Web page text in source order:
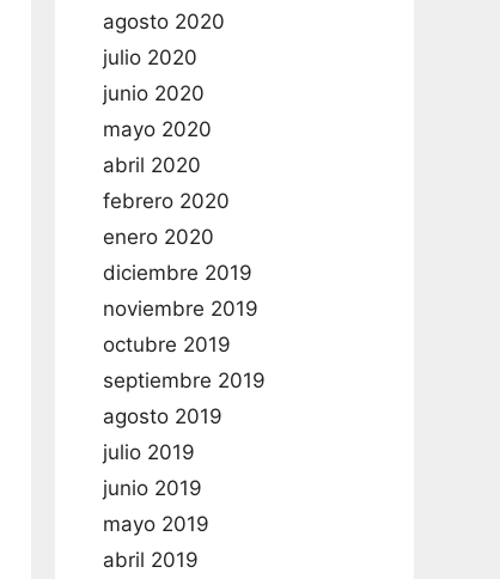
agosto 2020
julio 2020
junio 2020
mayo 2020
abril 2020
febrero 2020
enero 2020
diciembre 2019
noviembre 2019
octubre 2019
septiembre 2019
agosto 2019
julio 2019
junio 2019
mayo 2019
abril 2019